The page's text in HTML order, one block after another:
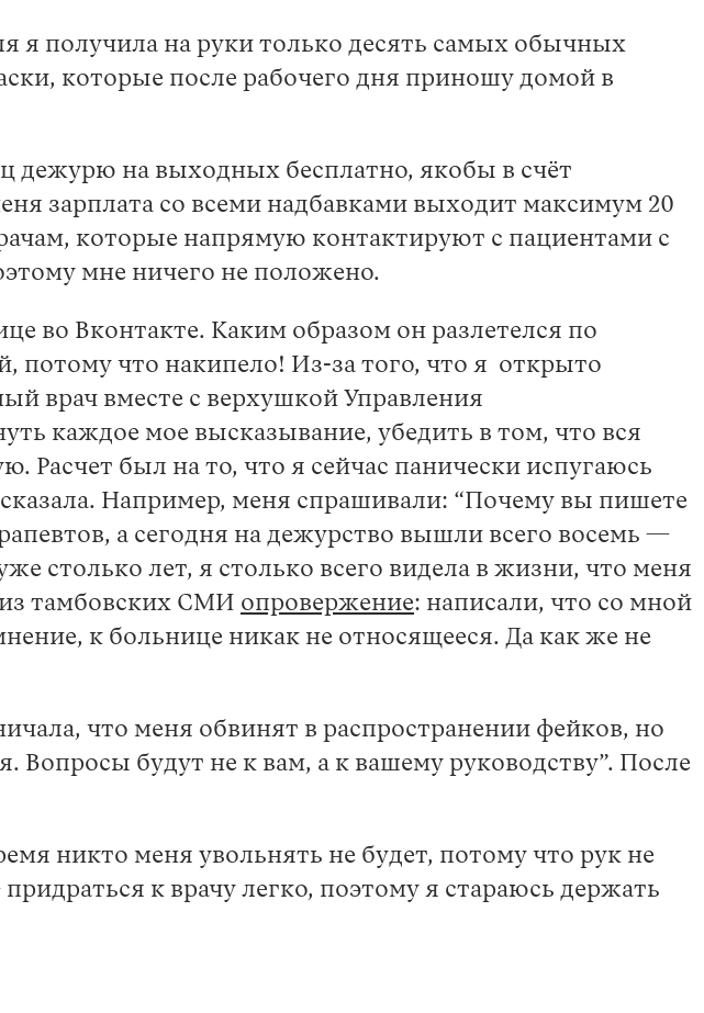
я получила на руки только десять самых обычных
которые после рабочего дня приношу домой в
дежурю на выходных бесплатно, якобы в счёт
зарплата со всеми надбавками выходит максимум 20
которые напрямую контактируют с пациентами с
мне ничего не положено.
во Вконтакте. Каким образом он разлетелся по
потому что накипело! Из-за того, что я открыто
врач вместе с верхушкой Управления
каждое мое высказывание, убедить в том, что вся
Расчет был на то, что я сейчас панически испугаюсь
Например, меня спрашивали: “Почему вы пишете
а сегодня на дежурство вышли всего восемь —
столько лет, я столько всего видела в жизни, что меня
из тамбовских СМИ опровержение: написали, что со мной
к больнице никак не относящееся. Да как же не
что меня обвинят в распространении фейков, но
будут не к вам, а к вашему руководству”. После
никто меня увольнять не будет, потому что рук не
к врачу легко, поэтому я стараюсь держать